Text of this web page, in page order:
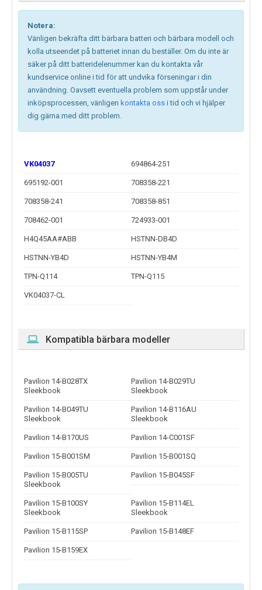
Notera:
Vänligen bekräfta ditt bärbara batteri och bärbara modell och
kolla utseendet på batteriet innan du beställer. Om du inte är
säker på ditt batteridelenummer kan du kontakta vår
kundservice online i tid för att undvika förseningar i din
användning. Oavsett eventuella problem som uppstår under
inköpsprocessen, vänligen kontakta oss i tid och vi hjälper
dig gärna med ditt problem.
VK04037 694864-251
695192-001 708358-221
708358-241 708358-851
708462-001 724933-001
H4Q45AA#ABB HSTNN-DB4D
HSTNN-YB4D HSTNN-YB4M
TPN-Q114 TPN-Q115
VK04037-CL
Kompatibla bärbara modeller
Pavilion 14-B028TX
Sleekbook
Pavilion 14-B029TU
Sleekbook
Pavilion 14-B049TU
Sleekbook
Pavilion 14-B116AU
Sleekbook
Pavilion 14-B170US Pavilion 14-C001SF
Pavilion 15-B001SM Pavilion 15-B001SQ
Pavilion 15-B005TU
Sleekbook
Pavilion 15-B045SF
Pavilion 15-B100SY
Sleekbook
Pavilion 15-B114EL
Sleekbook
Pavilion 15-B115SP Pavilion 15-B148EF
Pavilion 15-B159EX